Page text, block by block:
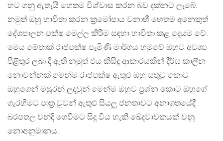
හට ගනු ඇතැයි හෙතම විශ්වාස කරන බව දක්නට ලැබේ.
නමුත් ඔහු භාවිතා කරන ක්‍රමෝපාය වනාහී හෙතම අනෙකුත්
දේශපාලන පක්ෂ මෙල්ල කිරීම සඳහා භාවිතා කළ දෙයම වේ.
මෙය මේතාක් රාජපක්ෂ පැමිණි මාර්ගය හමුවේ ඔහුට අවශ්‍ය
පිළිතුර ලබා දී ඇති නමුත් එය කිසිඳු ආකාරයකින් දීර්ඝ කාලීන
නොවන්නක් මෙන්ම රාජපක්ෂ ඇතුළු ඔහු සතුටු කොට
ඔහුගෙන් මසුරන් ලදවුන් මෙන්ම ඔහුව ප්‍රශ්න කොට ඔහුගේ
ගැරහීමට පාත්‍ර වූවන් ඇතුළු සියලු ජනතාවට අනාගතයේදී
බරපතල වන්දි ගෙවීමට සිදු විය හැකි ඛේදවාචකයක් වනු
නොඅනුමානය.